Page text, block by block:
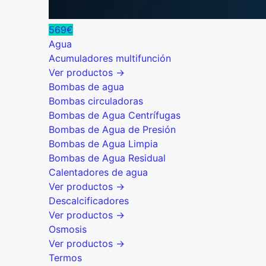
569€
Agua
Acumuladores multifunción
Ver productos →
Bombas de agua
Bombas circuladoras
Bombas de Agua Centrífugas
Bombas de Agua de Presión
Bombas de Agua Limpia
Bombas de Agua Residual
Calentadores de agua
Ver productos →
Descalcificadores
Ver productos →
Osmosis
Ver productos →
Termos